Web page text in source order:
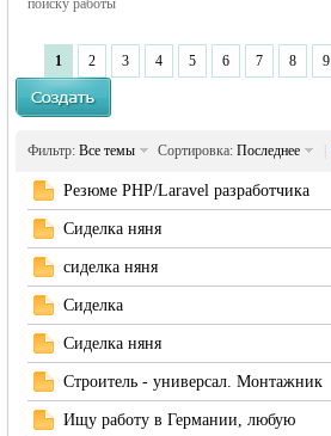
жизнь и
поиску работы
1 2 3 4 5 6 7 8 9
Фильтр:Все темы Сортировка:Последнее
Резюме PHP/Laravel разработчика
Сиделка няня
сиделка няня
Сиделка
Сиделка няня
Строитель - универсал. Монтажник
Ищу работу в Германии, любую